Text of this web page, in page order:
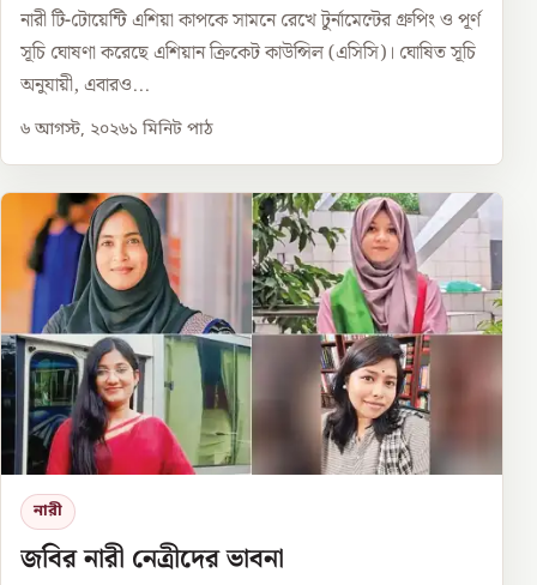
নারী টি-টোয়েন্টি এশিয়া কাপকে সামনে রেখে টুর্নামেন্টের গ্রুপিং ও পূর্ণ
সূচি ঘোষণা করেছে এশিয়ান ক্রিকেট কাউন্সিল (এসিসি)। ঘোষিত সূচি
অনুযায়ী, এবারও...
৬ আগস্ট, ২০২৬১ মিনিট পাঠ
নারী
জবির নারী নেত্রীদের ভাবনা